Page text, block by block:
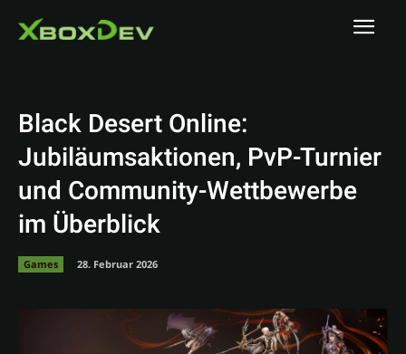
Black Desert Online:
Jubiläumsaktionen, PvP-Turnier
und Community-Wettbewerbe
im Überblick
Games 28. Februar 2026